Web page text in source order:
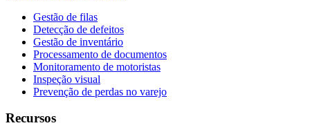
Gestão de filas
Detecção de defeitos
Gestão de inventário
Processamento de documentos
Monitoramento de motoristas
Inspeção visual
Prevenção de perdas no varejo
Recursos